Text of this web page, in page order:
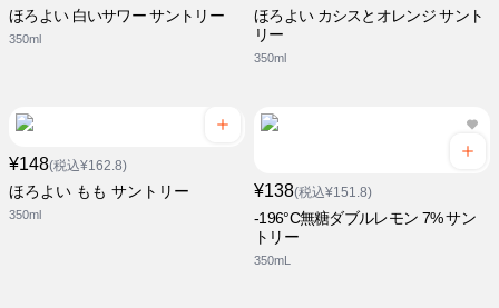
ほろよい 白いサワー サントリー
350ml
ほろよい カシスとオレンジ サント
リー
350ml
¥148(税込¥162.8)
ほろよい もも サントリー
350ml
¥138(税込¥151.8)
-196°C無糖ダブルレモン 7% サン
トリー
350mL